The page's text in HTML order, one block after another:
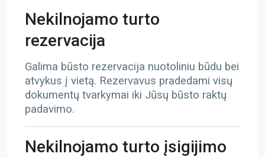
Nekilnojamo turto
rezervacija
Galima būsto rezervacija nuotoliniu būdu bei
atvykus į vietą. Rezervavus pradedami visų
dokumentų tvarkymai iki Jūsų būsto raktų
padavimo.
Nekilnojamo turto įsigijimo